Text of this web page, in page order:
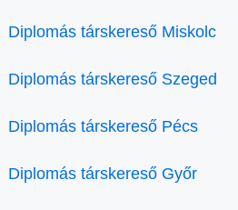
Diplomás társkereső Miskolc
Diplomás társkereső Szeged
Diplomás társkereső Pécs
Diplomás társkereső Győr